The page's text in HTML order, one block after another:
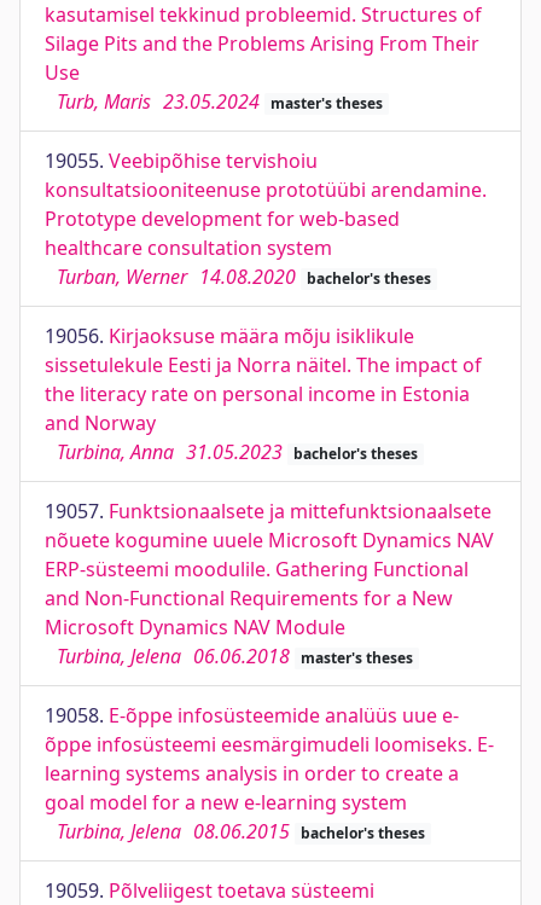
kasutamisel tekkinud probleemid. Structures of
Silage Pits and the Problems Arising From Their
Use
Turb, Maris 23.05.2024 master's theses
19055. Veebipõhise tervishoiu
konsultatsiooniteenuse prototüübi arendamine.
Prototype development for web-based
healthcare consultation system
Turban, Werner 14.08.2020 bachelor's theses
19056. Kirjaoksuse määra mõju isiklikule
sissetulekule Eesti ja Norra näitel. The impact of
the literacy rate on personal income in Estonia
and Norway
Turbina, Anna 31.05.2023 bachelor's theses
19057. Funktsionaalsete ja mittefunktsionaalsete
nõuete kogumine uuele Microsoft Dynamics NAV
ERP-süsteemi moodulile. Gathering Functional
and Non-Functional Requirements for a New
Microsoft Dynamics NAV Module
Turbina, Jelena 06.06.2018 master's theses
19058. E-õppe infosüsteemide analüüs uue e-
õppe infosüsteemi eesmärgimudeli loomiseks. E-
learning systems analysis in order to create a
goal model for a new e-learning system
Turbina, Jelena 08.06.2015 bachelor's theses
19059. Põlveliigest toetava süsteemi